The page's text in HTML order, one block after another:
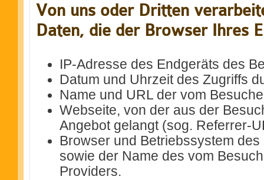
Von uns oder Dritten
Daten, die der Browser Ihres
IP-Adresse des Endgeräts des
Datum und Uhrzeit des Zugriffs
Name und URL der vom
Webseite, von der aus der
Angebot gelangt (sog. Referrer-
Browser und Betriebssystem
sowie der Name des vom
Providers.